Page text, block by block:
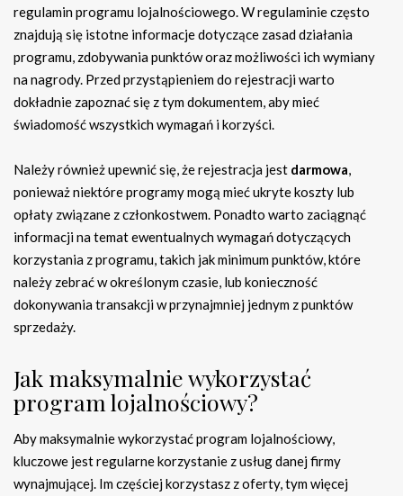
regulamin programu lojalnościowego. W regulaminie często
znajdują się istotne informacje dotyczące zasad działania
programu, zdobywania punktów oraz możliwości ich wymiany
na nagrody. Przed przystąpieniem do rejestracji warto
dokładnie zapoznać się z tym dokumentem, aby mieć
świadomość wszystkich wymagań i korzyści.
Należy również upewnić się, że rejestracja jest darmowa,
ponieważ niektóre programy mogą mieć ukryte koszty lub
opłaty związane z członkostwem. Ponadto warto zaciągnąć
informacji na temat ewentualnych wymagań dotyczących
korzystania z programu, takich jak minimum punktów, które
należy zebrać w określonym czasie, lub konieczność
dokonywania transakcji w przynajmniej jednym z punktów
sprzedaży.
Jak maksymalnie wykorzystać
program lojalnościowy?
Aby maksymalnie wykorzystać program lojalnościowy,
kluczowe jest regularne korzystanie z usług danej firmy
wynajmującej. Im częściej korzystasz z oferty, tym więcej